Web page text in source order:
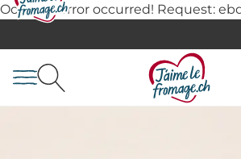
Oops, an error occurred! Request: